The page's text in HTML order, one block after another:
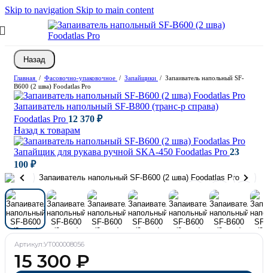
Skip to navigation Skip to main content
Назад
Главная / Фасовочно-упаковочное / Запайщики / Запаиватель напольный SF-
B600 (2 шва) Foodatlas Pro
Запаиватель напольный SF-B800 (транс-р справа)
Foodatlas Pro 12 370 ₽
Назад к товарам
Запайщик для рукава ручной SKA-450 Foodatlas Pro 23
100 ₽
Артикул:УТ000008056
15 300 ₽